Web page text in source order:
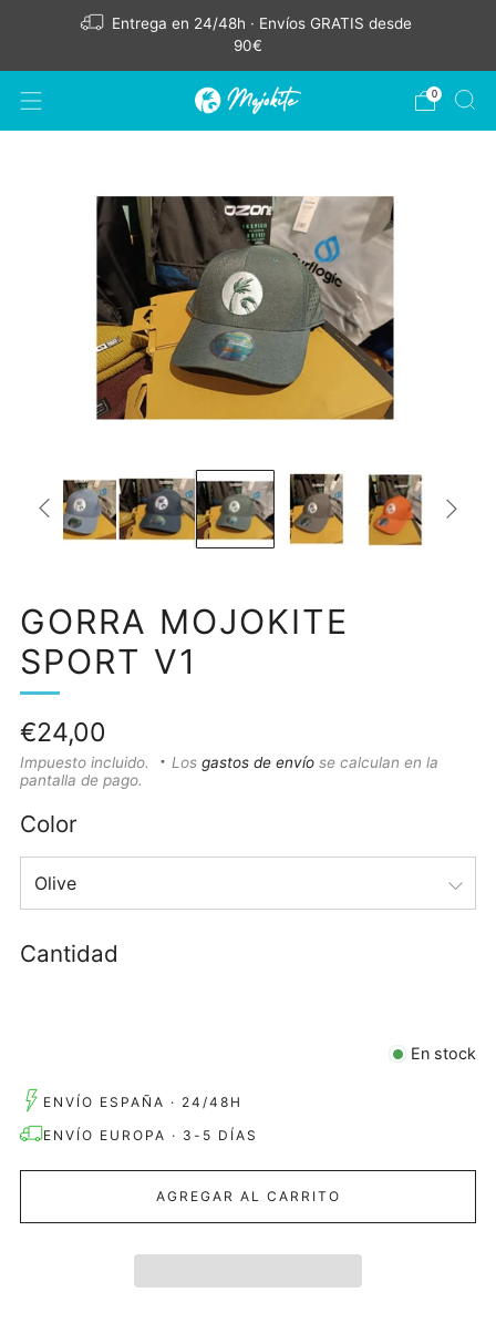
Entrega en 24/48h · Envíos GRATIS desde
90€
0
GORRA MOJOKITE
SPORT V1
Precio
habitual
€24,00
Impuesto incluido. Los gastos de envío se calculan en la
pantalla de pago.
Color
Cantidad
En stock
ENVÍO ESPAÑA · 24/48H
ENVÍO EUROPA · 3-5 DÍAS
AGREGAR AL CARRITO